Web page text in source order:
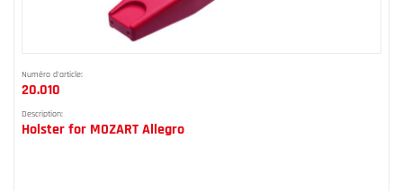
Numéro d'article:
20.010
Description:
Holster for MOZART Allegro